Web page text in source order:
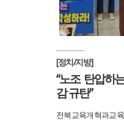
[정치/지방]
“노조 탄압하
감 규탄”
전북교육개혁과교